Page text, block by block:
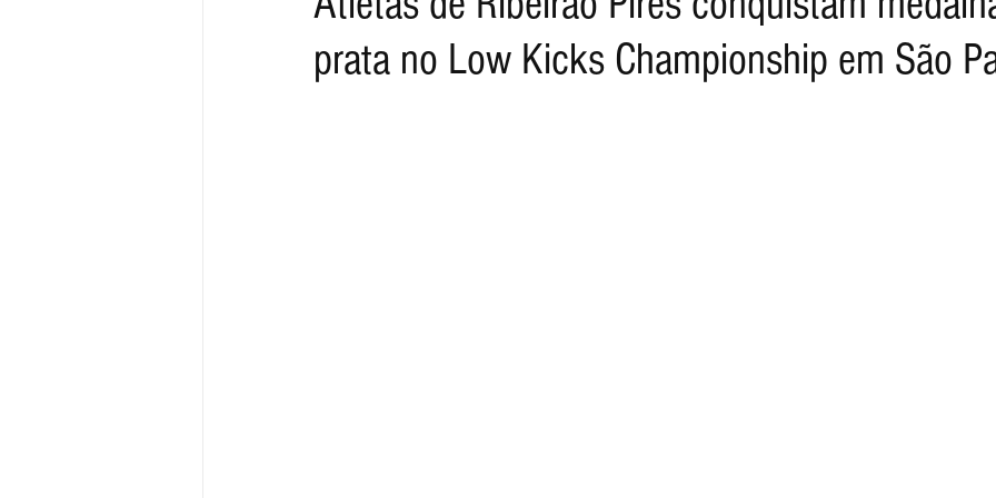
prata no Low Kicks Championship em São